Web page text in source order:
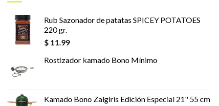
Rub Sazonador de patatas SPICEY POTATOES
220 gr.
$ 11.99
Rostizador kamado Bono Mínimo
Kamado Bono Zalgiris Edición Especial 21" 55 cm